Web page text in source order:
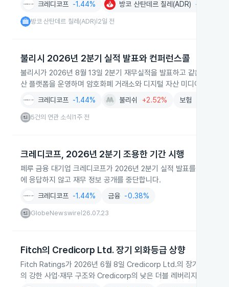
크레디코프 -1.44% 방코 산탄데르 칠레(ADR) -1.51%
방코 산탄데르 칠레(ADR) 2일 전
불리시 2026년 2분기 실적 발표와 컨퍼런스콜
불리시가 2026년 8월 13일 2분기 재무실적을 발표하고 같은 날 오
산 플랫폼을 운영하며 암호화폐 거래소와 디지털 자산 미디어 코인데
크레디코프 -1.44% 불리쉬 +2.52% 보험
5건의 연관 소식 1주 전
크레디코프, 2026년 2분기 조용한 기간 시행
페루 금융 대기업 크레디코프가 2026년 2분기 실적 발표를 앞두고
에 응답하지 않고 재무 정보 공개를 중단합니다.
크레디코프 -1.44% 금융 -0.38%
GlobeNewswire 26.07.23
Fitch의 Credicorp Ltd. 장기 외화등급 상향
Fitch Ratings가 2026년 6월 8일 Credicorp Ltd.의 장기 외화 신
의 강한 사업·재무 구조와 Credicorp의 낮은 더블 레버리지, 우수한